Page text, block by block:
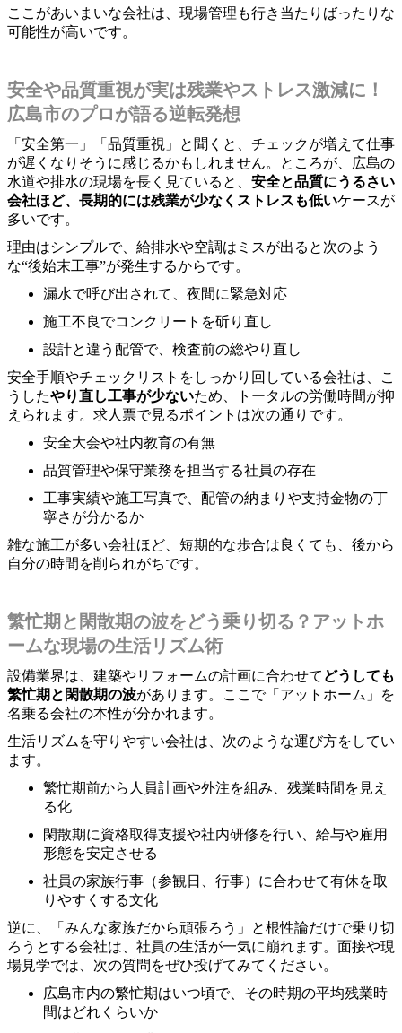
ここがあいまいな会社は、現場管理も行き当たりばったりな
可能性が高いです。
安全や品質重視が実は残業やストレス激減に！
広島市のプロが語る逆転発想
「安全第一」「品質重視」と聞くと、チェックが増えて仕事
が遅くなりそうに感じるかもしれません。ところが、広島の
水道や排水の現場を長く見ていると、 安全と品質にうるさい
会社ほど、長期的には残業が少なくストレスも低いケースが
多いです。
理由はシンプルで、給排水や空調はミスが出ると次のよう
な“後始末工事”が発生するからです。
漏水で呼び出されて、夜間に緊急対応
施工不良でコンクリートを斫り直し
設計と違う配管で、検査前の総やり直し
安全手順やチェックリストをしっかり回している会社は、こ
うしたやり直し工事が少ないため、トータルの労働時間が抑
えられます。求人票で見るポイントは次の通りです。
安全大会や社内教育の有無
品質管理や保守業務を担当する社員の存在
工事実績や施工写真で、配管の納まりや支持金物の丁
寧さが分かるか
雑な施工が多い会社ほど、短期的な歩合は良くても、後から
自分の時間を削られがちです。
繁忙期と閑散期の波をどう乗り切る？アットホ
ームな現場の生活リズム術
設備業界は、建築やリフォームの計画に合わせて どうしても
繁忙期と閑散期の波があります。ここで「アットホーム」を
名乗る会社の本性が分かれます。
生活リズムを守りやすい会社は、次のような運び方をしてい
ます。
繁忙期前から人員計画や外注を組み、残業時間を見え
る化
閑散期に資格取得支援や社内研修を行い、給与や雇用
形態を安定させる
社員の家族行事（参観日、行事）に合わせて有休を取
りやすくする文化
逆に、「みんな家族だから頑張ろう」と根性論だけで乗り切
ろうとする会社は、社員の生活が一気に崩れます。面接や現
場見学では、次の質問をぜひ投げてみてください。
広島市内の繁忙期はいつ頃で、その時期の平均残業時
間はどれくらいか